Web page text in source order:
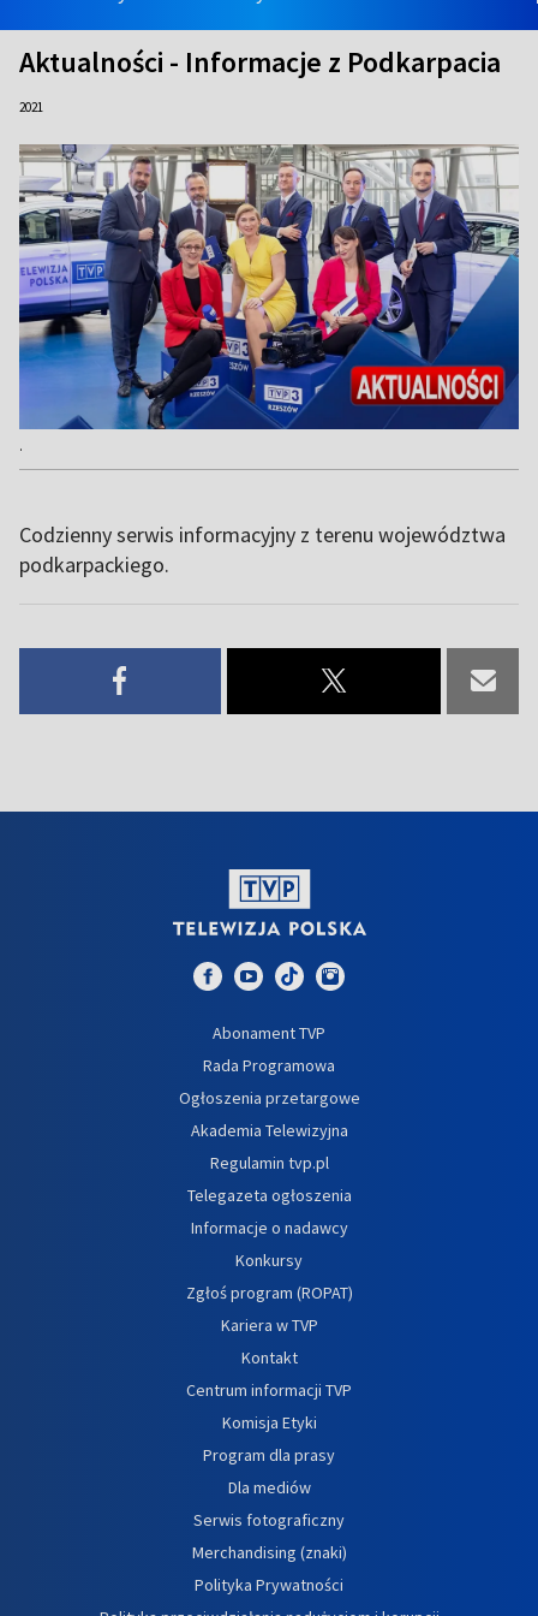
Aktualności - Informacje z Podkarpacia
2021
.
Codzienny serwis informacyjny z terenu województwa
podkarpackiego.
Abonament TVP
Rada Programowa
Ogłoszenia przetargowe
Akademia Telewizyjna
Regulamin tvp.pl
Telegazeta ogłoszenia
Informacje o nadawcy
Konkursy
Zgłoś program (ROPAT)
Kariera w TVP
Kontakt
Centrum informacji TVP
Komisja Etyki
Program dla prasy
Dla mediów
Serwis fotograficzny
Merchandising (znaki)
Polityka Prywatności